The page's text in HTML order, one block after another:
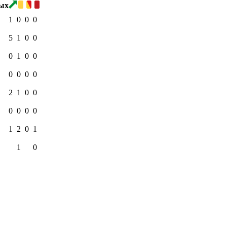
1 0 0 0
5 1 0 0
0 1 0 0
0 0 0 0
2 1 0 0
0 0 0 0
1 2 0 1
1
0